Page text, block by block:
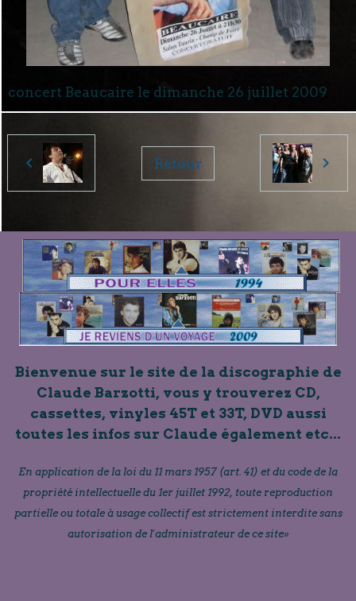
concert Beaucaire le dimanche 26 juillet 2009
Retour
Bienvenue sur le site de la discographie de
Claude Barzotti, vous y trouverez CD,
cassettes, vinyles 45T et 33T, DVD aussi
toutes les infos sur Claude également etc...
En application de la loi du 11 mars 1957 (art. 41) et du code de la
propriété intellectuelle du 1er juillet 1992, toute reproduction
partielle ou totale à usage collectif est strictement interdite sans
autorisation de l'administrateur de ce site»